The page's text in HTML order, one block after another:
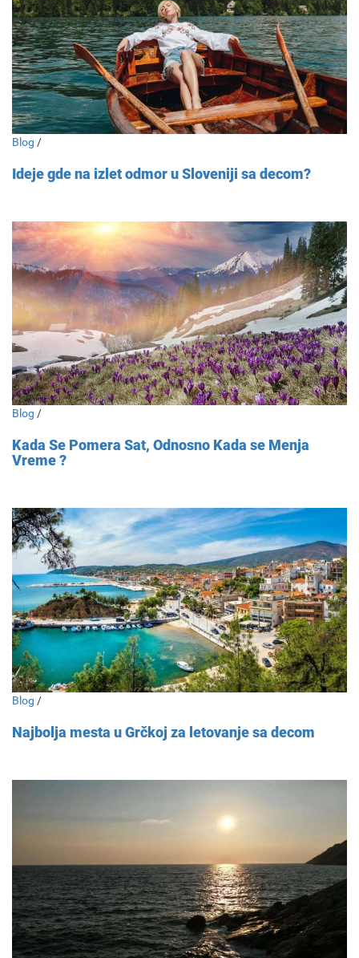
Blog /
Ideje gde na izlet odmor u Sloveniji sa decom?
Blog /
Kada Se Pomera Sat, Odnosno Kada se Menja
Vreme ?
Blog /
Najbolja mesta u Grčkoj za letovanje sa decom